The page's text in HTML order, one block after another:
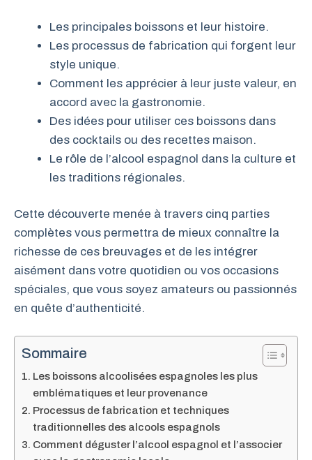
Les principales boissons et leur histoire.
Les processus de fabrication qui forgent leur
style unique.
Comment les apprécier à leur juste valeur, en
accord avec la gastronomie.
Des idées pour utiliser ces boissons dans
des cocktails ou des recettes maison.
Le rôle de l’alcool espagnol dans la culture et
les traditions régionales.
Cette découverte menée à travers cinq parties
complètes vous permettra de mieux connaître la
richesse de ces breuvages et de les intégrer
aisément dans votre quotidien ou vos occasions
spéciales, que vous soyez amateurs ou passionnés
en quête d’authenticité.
Sommaire
Les boissons alcoolisées espagnoles les plus
emblématiques et leur provenance
Processus de fabrication et techniques
traditionnelles des alcools espagnols
Comment déguster l’alcool espagnol et l’associer